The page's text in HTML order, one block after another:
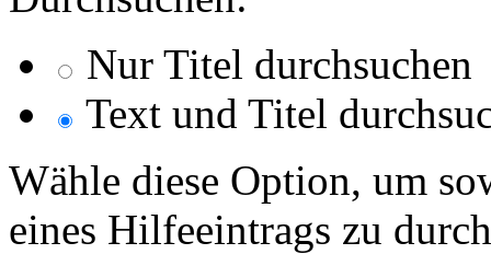
Nur Titel durchsuchen
Text und Titel
Wähle diese Option, um
eines Hilfeeintrags zu